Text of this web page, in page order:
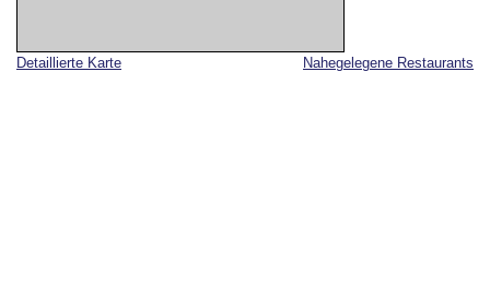
Nahegelegene Restaurants
Detaillierte Karte